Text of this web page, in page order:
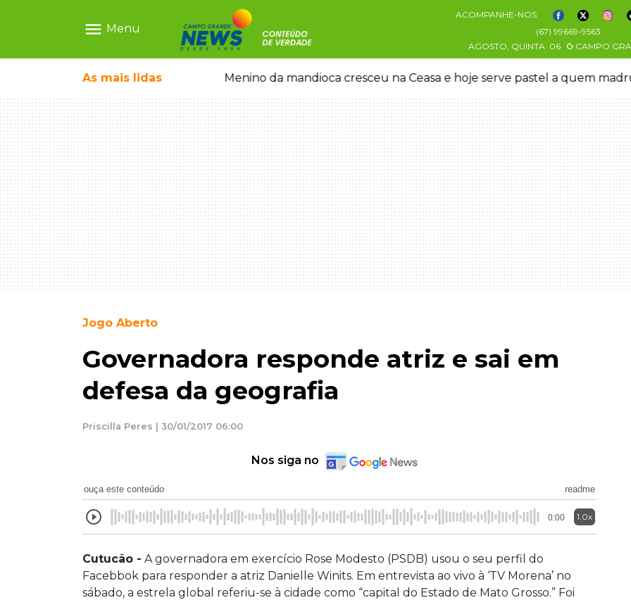
menu Menu
ACOMPANHE-NOS
(67) 99669-9563
AGOSTO, QUINTA 06 CAMPO
As mais lidas
crianças brasileiras Menino da mandioca cresceu na Ceasa e hoje serve pastel a quem
Jogo Aberto
Governadora responde atriz e sai em
defesa da geografia
Priscilla Peres | 30/01/2017 06:00
Nos siga no
ouça este conteúdo readme
0:00 1.0x
Cutucão - A governadora em exercício Rose Modesto (PSDB) usou o seu perfil do
Facebbok para responder a atriz Danielle Winits. Em entrevista ao vivo à ‘TV Morena’ no
sábado, a estrela global referiu-se à cidade como “capital do Estado de Mato Grosso.” Foi